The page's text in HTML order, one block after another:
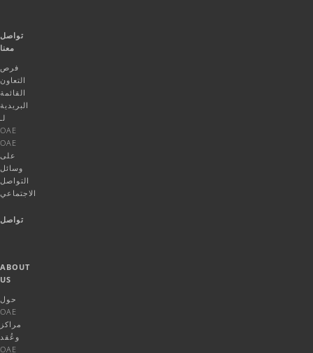
تواصل
معنا
فرص
التعاون
القائمة
البريدية
لـ
OAE
OAE
على
وسائل
التواصل
الاجتماعي
تواصل
ABOUT
US
حول
OAE
مراكز
وعُقد
OAE